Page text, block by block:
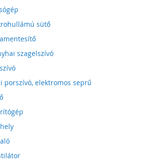
sütő
szagelszívó
porszívó, elektromos seprű